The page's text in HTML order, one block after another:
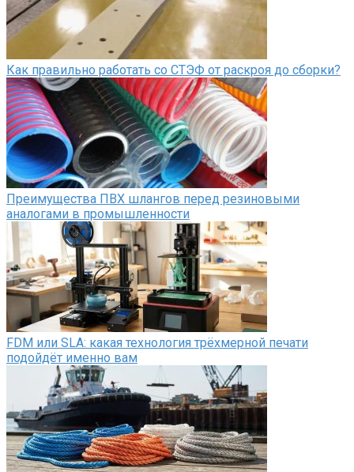
Как правильно работать со СТЭФ от раскроя до сборки?
Преимущества ПВХ шлангов перед резиновыми
аналогами в промышленности
FDM или SLA: какая технология трёхмерной печати
подойдёт именно вам